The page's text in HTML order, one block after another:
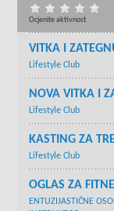
Ocjenite aktivnost
VITKA I
Lifestyle Club
NOVA VITKA I
Lifestyle Club
KASTING ZA
Lifestyle Club
OGLAS ZA
ENTUZIJASTIČNE